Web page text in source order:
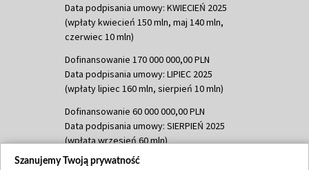
Data podpisania umowy: KWIECIEŃ 2025
(wpłaty kwiecień 150 mln, maj 140 mln,
czerwiec 10 mln)
Dofinansowanie 170 000 000,00 PLN
Data podpisania umowy: LIPIEC 2025
(wpłaty lipiec 160 mln, sierpień 10 mln)
Dofinansowanie 60 000 000,00 PLN
Data podpisania umowy: SIERPIEŃ 2025
(wpłata wrzesień 60 mln)
Dofinansowanie 635 783 051,21 PLN
Szanujemy Twoją prywatność